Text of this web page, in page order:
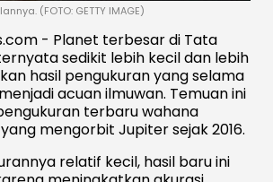
(FOTO: GETTY IMAGE)
- Planet terbesar di Tata
sedikit lebih kecil dan lebih
hasil pengukuran yang selama
acuan ilmuwan. Temuan ini
terbaru wahana
mengorbit Jupiter sejak 2016.
relatif kecil, hasil baru ini